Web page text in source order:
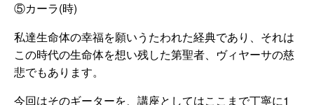
⑤カーラ(時)
私達生命体の幸福を願いうたわれた経典であり、それは
この時代の生命体を想い残した第聖者、ヴィヤーサの慈
悲でもあります。
今回はそのギーターを、講座としてはここまで丁寧に1